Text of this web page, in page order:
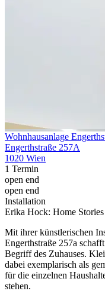
Wohnhausanlage
Engerthstraße 257A
1020 Wien
1 Termin
open end
open end
Installation
Erika Hock: Home Stories
Mit ihrer künstlerischen
Engerthstraße 257a
Begriff des Zuhauses.
dabei exemplarisch als
für die einzelnen
stehen.